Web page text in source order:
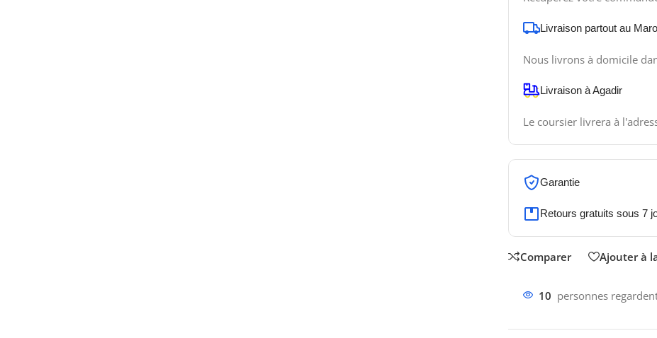
Livraison partout au
Nous livrons à domicile
Livraison à Agadir
Le coursier livrera à
Garantie
Retours gratuits sous 7
Comparer Ajouter à
10 personnes